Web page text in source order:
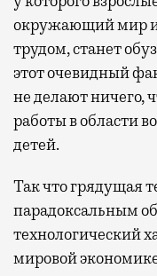
окружающий мир и
трудом, станет
этот очевидный
не делают ничего,
работы в области
детей.
Так что грядущая
парадоксальным
технологический
мировой